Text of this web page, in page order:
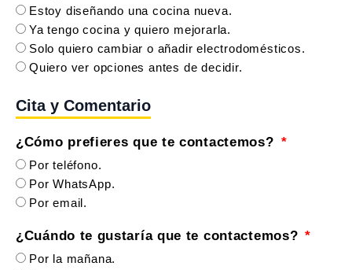
Estoy diseñando una cocina nueva.
Ya tengo cocina y quiero mejorarla.
Solo quiero cambiar o añadir electrodomésticos.
Quiero ver opciones antes de decidir.
Cita y Comentario
¿Cómo prefieres que te contactemos?
Por teléfono.
Por WhatsApp.
Por email.
¿Cuándo te gustaría que te contactemos?
Por la mañana.